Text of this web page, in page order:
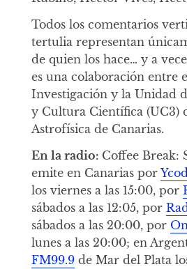
Todos los comentarios
tertulia representan
de quien los hace… y a
es una colaboración entre
Investigación y la Unidad
y Cultura Científica (UC3)
Astrofísica de Canarias.
En la radio: Coffee Break:
emite en Canarias por
los viernes a las 15:00, por
sábados a las 12:05, por
sábados a las 20:00, por
lunes a las 20:00; en
FM99.9de Mar del Plata